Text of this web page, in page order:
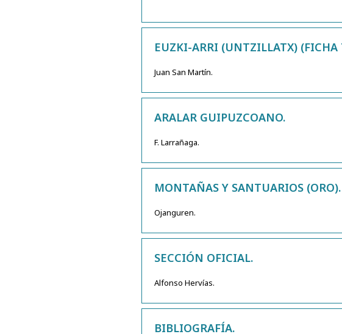
EUZKI-ARRI (UNTZILLATX) (FICHA
Juan San Martín.
ARALAR GUIPUZCOANO.
F. Larrañaga.
MONTAÑAS Y SANTUARIOS (ORO).
Ojanguren.
SECCIÓN OFICIAL.
Alfonso Hervías.
BIBLIOGRAFÍA.